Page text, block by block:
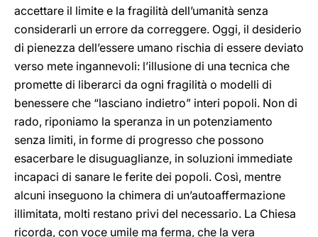
accettare il limite e la fragilità dell’umanità senza
considerarli un errore da correggere. Oggi, il desiderio
di pienezza dell’essere umano rischia di essere deviato
verso mete ingannevoli: l’illusione di una tecnica che
promette di liberarci da ogni fragilità o modelli di
benessere che “lasciano indietro” interi popoli. Non di
rado, riponiamo la speranza in un potenziamento
senza limiti, in forme di progresso che possono
esacerbare le disuguaglianze, in soluzioni immediate
incapaci di sanare le ferite dei popoli. Così, mentre
alcuni inseguono la chimera di un’autoaffermazione
illimitata, molti restano privi del necessario. La Chiesa
ricorda, con voce umile ma ferma, che la vera